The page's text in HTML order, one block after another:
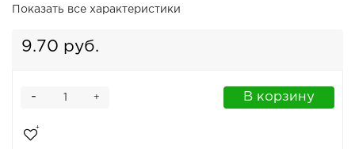
Показать все характеристики
9.70 руб.
+
- В корзину